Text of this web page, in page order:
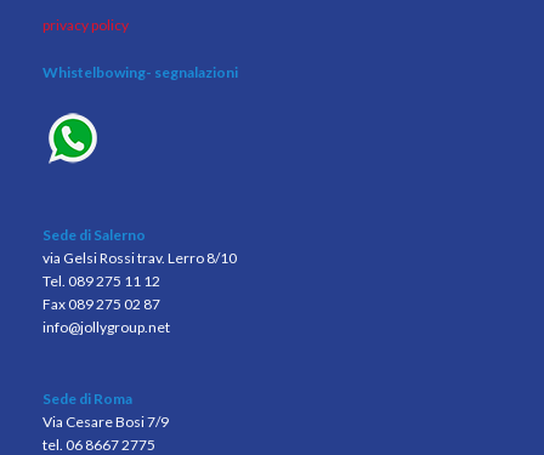
privacy policy
Whistelbowing- segnalazioni
Sede di Salerno
via Gelsi Rossi trav. Lerro 8/10
Tel. 089 275 11 12
Fax 089 275 02 87
info@jollygroup.net
Sede di Roma
Via Cesare Bosi 7/9
tel. 06 8667 2775